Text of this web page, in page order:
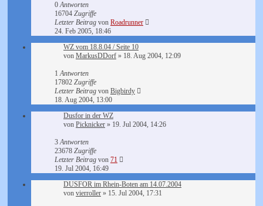
0Antworten
16704 Zugriffe
Letzter Beitrag von Roadrunner
24. Feb 2005, 18:46
WZ vom 18.8.04 / Seite 10
von MarkusDDorf » 18. Aug 2004, 12:09
1Antworten
17802 Zugriffe
Letzter Beitrag von Bigbirdy
18. Aug 2004, 13:00
Dusfor in der WZ
von Picknicker » 19. Jul 2004, 14:26
3Antworten
23678 Zugriffe
Letzter Beitrag von 71
19. Jul 2004, 16:49
DUSFOR im Rhein-Boten am 14.07.2004
von vierroller » 15. Jul 2004, 17:31